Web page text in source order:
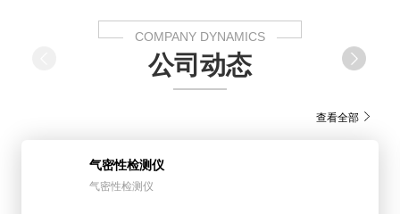
COMPANY DYNAMICS
公司动态
查看全部
气密性检测仪
气密性检测仪